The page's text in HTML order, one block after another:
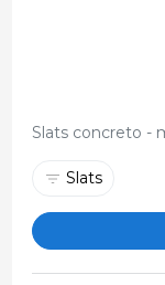
Slats concreto -
Slats